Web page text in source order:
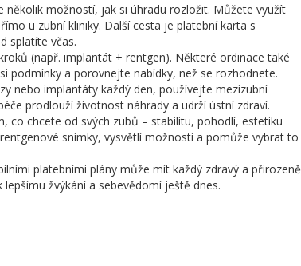
několik možností, jak si úhradu rozložit. Můžete využít
u zubní kliniky. Další cesta je platební karta s
splatíte včas.
(např. implantát + rentgen). Některé ordinace také
podmínky a porovnejte nabídky, než se rozhodnete.
nebo implantáty každý den, používejte mezizubní
prodlouží životnost náhrady a udrží ústní zdraví.
co chcete od svých zubů – stabilitu, pohodlí, estetiku
snímky, vysvětlí možnosti a pomůže vybrat to
platebními plány může mít každý zdravý a přirozeně
žvýkání a sebevědomí ještě dnes.